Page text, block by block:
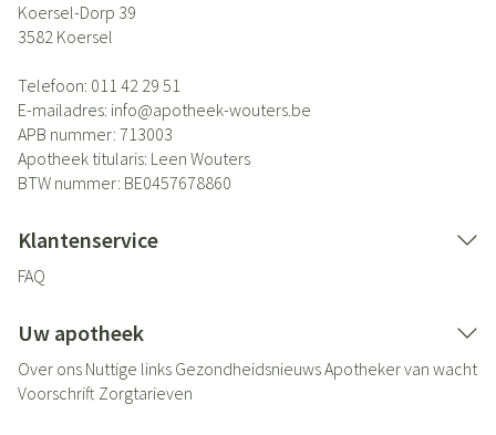
Koersel-Dorp 39
3582 Koersel
Telefoon: 011 42 29 51
E-mailadres: info@apotheek-wouters.be
APB nummer: 713003
Apotheek titularis: Leen Wouters
BTW nummer: BE0457678860
Klantenservice
FAQ
Uw apotheek
Over ons Nuttige links GezondheidsnieuwsApotheker van wacht
Voorschrift Zorgtarieven